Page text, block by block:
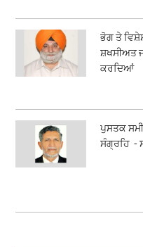
ਭੋਗ ਤੇ
ਸ਼ਖਸੀਅਤ
ਕਰਦਿਆਂ
ਪੁਸਤਕ
ਸੰਗ੍ਰਹਿ -